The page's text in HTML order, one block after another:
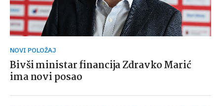
NOVI POLOŽAJ
Bivši ministar financija Zdravko Marić
ima novi posao